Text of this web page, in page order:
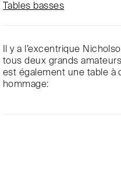
Tables basses
Il y a l’excentrique
tous deux grands
est également une table à
hommage: